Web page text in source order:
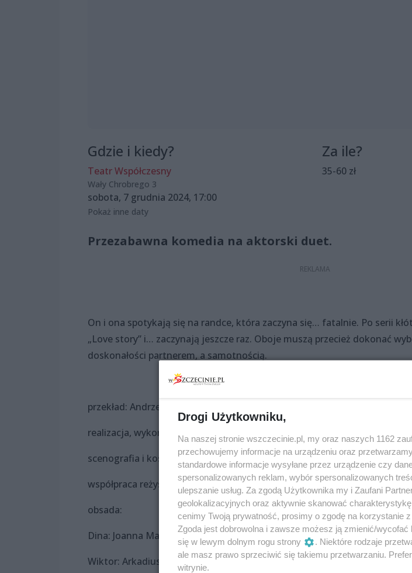
Gdzie i kiedy?
Teatr Współczesny
Wały Chrobrego 3
sobota, 7 grudnia 2024, 17:00
Za ile?
35-60 zł
Pokaż inne daty
Przezabawna komedia na aktorski duet.
On i ona spotykają się na randce, która zaczyna się… fatalnie. Po serii
„Love story” i… zaczynają jeszcze raz. Oboje muszą przecież dokonać
doskonałości partnerem, a samotnością.
przekład: Andrzej Wanat
realizacja, wykonanie, opracowanie muzyczne: Joanna Matuszak,
scenografia i kostiumy: Agnieszka Miluniec, Maciej Osmycki
współpraca reżyserska: Piotr Ratajczak
obsada:
Dina: Joanna Matuszak
Wiktor: Arkadiusz Buszko
Drogi Użytkowniku,
Na naszej stronie wszczecinie.pl, my oraz naszych 1162
przechowujemy informacje na urządzeniu oraz
standardowe informacje wysyłane przez urządzenie czy
spersonalizowanych reklam, wybór spersonalizowanych
ulepszanie usług. Za zgodą Użytkownika my i Zaufani
geolokalizacyjnych oraz aktywnie skanować
cenimy Twoją prywatność, prosimy o zgodę na korzystanie
Zgoda jest dobrowolna i zawsze możesz ją zmienić/
się w lewym dolnym rogu strony
. Niektóre rodzaje
ale masz prawo sprzeciwić się takiemu przetwarzaniu.
witrynie.